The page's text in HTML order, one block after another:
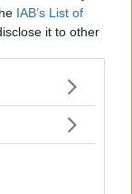
IAB’s List of
it to other
more Google
may click to
below Google